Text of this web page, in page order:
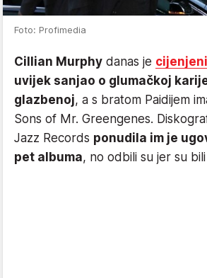
Foto: Profimedia
Cillian Murphy danas je
uvijek sanjao o glumačkoj
glazbenoj, a s bratom Paidijem
Sons of Mr. Greengenes.
Jazz Records ponudila im je
pet albuma, no odbili su jer su